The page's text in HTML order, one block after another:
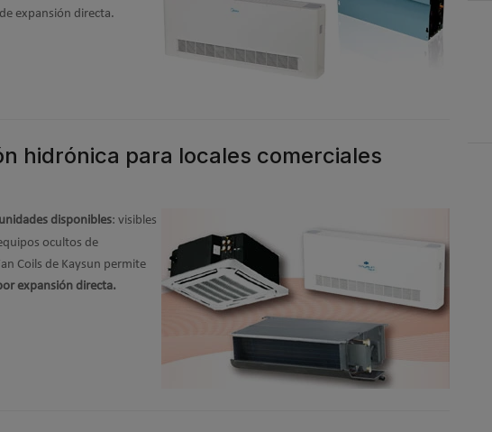
expansión directa.
hidrónica para locales comerciales
disponibles: visibles
ocultos de
Coils de Kaysun permite
expansión directa.